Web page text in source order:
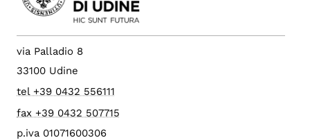
via Palladio 8
33100 Udine
tel +39 0432 556111
fax +39 0432 507715
p.iva 01071600306